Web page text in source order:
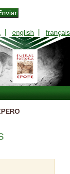
english français